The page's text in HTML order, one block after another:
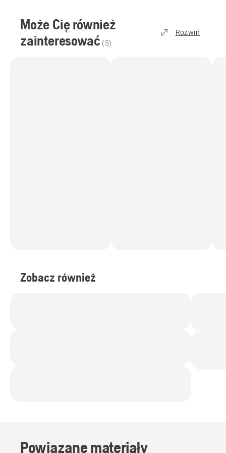
Może Cię również
zainteresować (5)
Rozwiń
Zobacz również
Powiązane materiały